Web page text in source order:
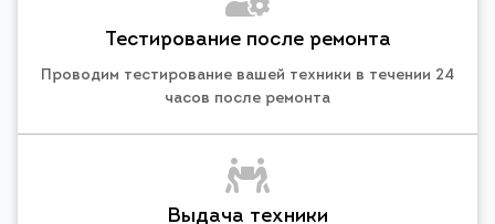
Тестирование после ремонта
Проводим тестирование вашей техники в течении 24
часов после ремонта
Выдача техники